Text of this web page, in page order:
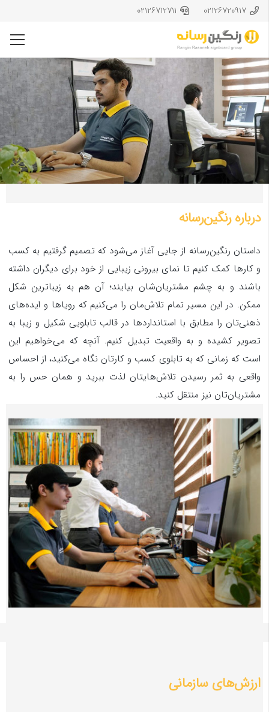
02126720917
02126712711
درباره رنگین‌رسانه
داستان رنگین‌رسانه از جایی آغاز می‌شود که تصمیم گرفتیم به کسب
و کارها کمک کنیم تا نمای بیرونی زیبایی از خود برای دیگران داشته
باشند و به چشم مشتریان‌شان بیایند؛ آن هم به زیباترین شکل
ممکن. در این مسیر تمام تلاش‌مان را می‌کنیم که رویاها و ایده‌های
ذهنی‌تان را مطابق با استانداردها در قالب تابلویی شکیل و زیبا به
تصویر کشیده و به واقعیت تبدیل کنیم. آنچه‌ که می‌خواهیم این
است که زمانی که به تابلوی کسب و کارتان نگاه می‌کنید، از احساس
واقعی به ثمر رسیدن تلاش‌هایتان لذت ببرید و همان حس را به
مشتریان‌تان نیز منتقل کنید.
ارزش‌‌های سازمانی